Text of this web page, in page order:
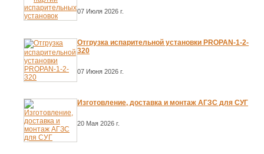
07 Июля 2026 г.
Отгрузка испарительной установки PROPAN-1-2-
320
07 Июня 2026 г.
Изготовление, доставка и монтаж АГЗС для СУГ
20 Мая 2026 г.